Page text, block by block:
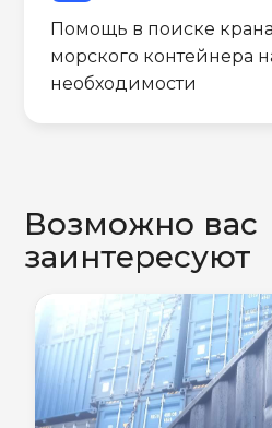
Помощь в поиске
морского контейнера
необходимости
Возможно вас
заинтересуют